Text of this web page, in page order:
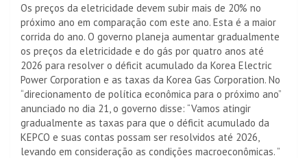
Os preços da eletricidade devem subir mais de 20% no
próximo ano em comparação com este ano. Esta é a maior
corrida do ano. O governo planeja aumentar gradualmente
os preços da eletricidade e do gás por quatro anos até
2026 para resolver o déficit acumulado da Korea Electric
Power Corporation e as taxas da Korea Gas Corporation. No
“direcionamento de política econômica para o próximo ano”
anunciado no dia 21, o governo disse: “Vamos atingir
gradualmente as taxas para que o déficit acumulado da
KEPCO e suas contas possam ser resolvidos até 2026,
levando em consideração as condições macroeconômicas. ”